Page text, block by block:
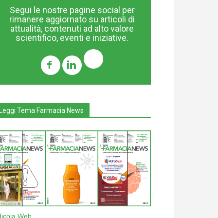
Segui le nostre pagine social per
rimanere aggiornato su articoli di
attualità, contenuti ad alto valore
scientifico, eventi e iniziative.
Tema Farmacia News
Web